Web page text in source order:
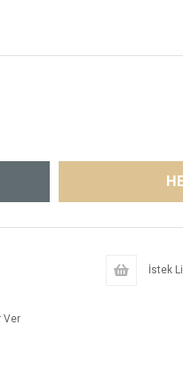
İstek
Ver